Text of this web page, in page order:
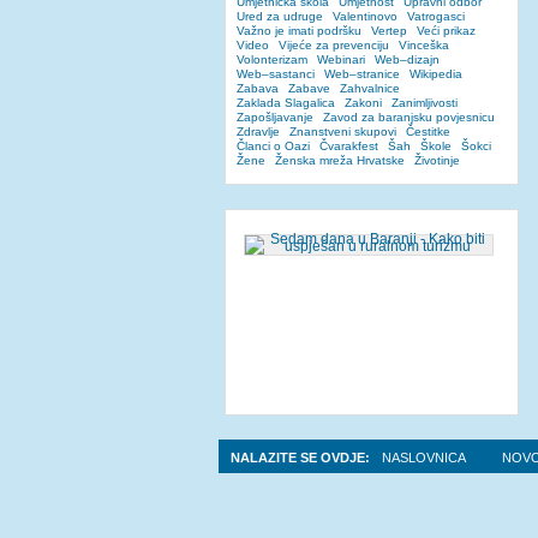
Ured za udruge
Valentinovo
Vatrogasci
Važno je imati podršku
Vertep
Veći prikaz
Video
Vijeće za prevenciju
Vinceška
Volonterizam
Webinari
Web–dizajn
Web–sastanci
Web–stranice
Wikipedia
Zabava
Zabave
Zahvalnice
Zaklada Slagalica
Zakoni
Zanimljivosti
Zapošljavanje
Zavod za baranjsku povjesnicu
Zdravlje
Znanstveni skupovi
Čestitke
Članci o Oazi
Čvarakfest Šah Škole
Šokci
Žene
Ženska mreža Hrvatske Životinje
NALAZITE SE OVDJE: NASLOVNICA